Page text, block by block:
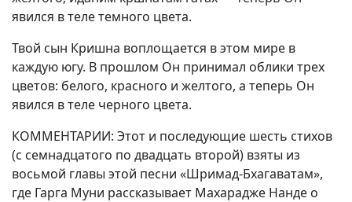
явился в теле темного цвета.
Твой сын Кришна воплощается в этом мире в
каждую югу. В прошлом Он принимал облики трех
цветов: белого, красного и желтого, а теперь Он
явился в теле черного цвета.
КОММЕНТАРИИ: Этот и последующие шесть стихов
(с семнадцатого по двадцать второй) взяты из
восьмой главы этой песни «Шримад-Бхагаватам»,
где Гарга Муни рассказывает Махарадже Нанде о